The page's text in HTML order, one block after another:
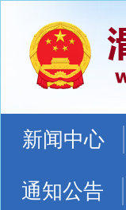
新闻中心
通知公告